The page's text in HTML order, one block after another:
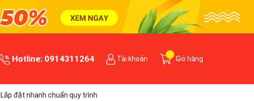
Hotline: 0914311264 Tài khoản Giỏ hàng
Lắp đặt nhanh chuẩn quy trình